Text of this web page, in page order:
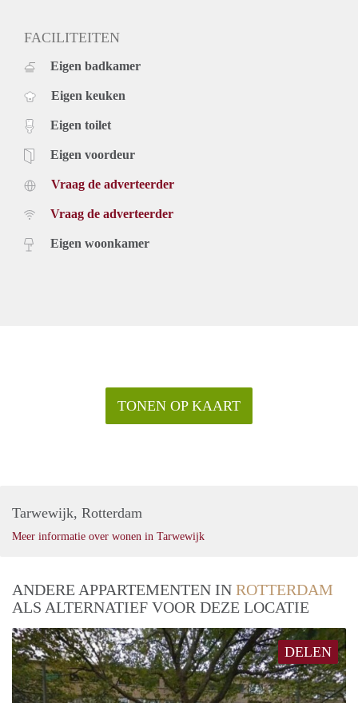
FACILITEITEN
Eigen badkamer
Eigen keuken
Eigen toilet
Eigen voordeur
Vraag de adverteerder
Vraag de adverteerder
Eigen woonkamer
TONEN OP KAART
Tarwewijk, Rotterdam
Meer informatie over wonen in Tarwewijk
ANDERE APPARTEMENTEN IN ROTTERDAM
ALS ALTERNATIEF VOOR DEZE LOCATIE
DELEN